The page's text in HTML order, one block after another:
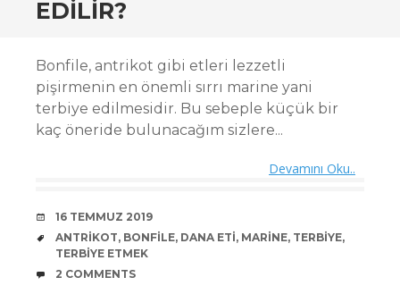
EDILIR?
Bonfile, antrikot gibi etleri lezzetli
pişirmenin en önemli sırrı marine yani
terbiye edilmesidir. Bu sebeple küçük bir
kaç öneride bulunacağım sizlere...
Devamını Oku..
DATE
16 TEMMUZ 2019
TAGS
ANTRIKOT, BONFILE, DANA ETI, MARINE, TERBIYE,
TERBIYE ETMEK
COMMENTS
2 COMMENTS